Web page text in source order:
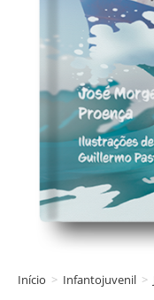
Início > Infantojuvenil >